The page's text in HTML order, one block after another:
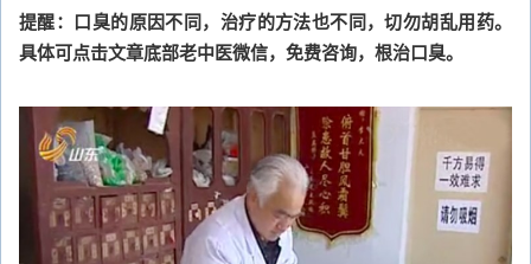
提醒：口臭的原因不同，治疗的方法也不同，切勿胡乱用药。
具体可点击文章底部老中医微信，免费咨询，根治口臭。